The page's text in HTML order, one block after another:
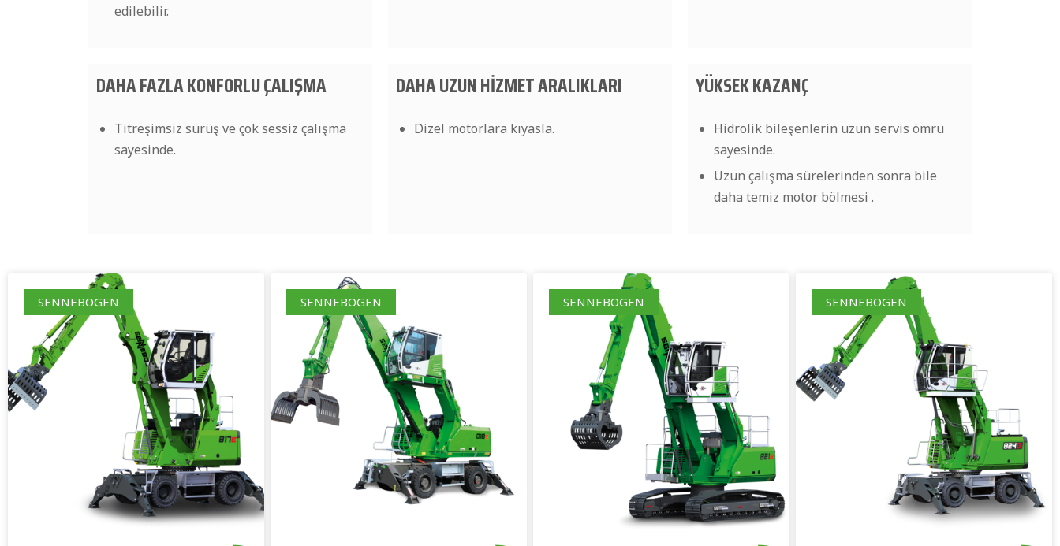
edilebilir.
DAHA FAZLA KONFORLU ÇALIŞMA
Titreşimsiz sürüş ve çok sessiz çalışma
sayesinde.
DAHA UZUN HİZMET ARALIKLARI
Dizel motorlara kıyasla.
YÜKSEK KAZANÇ
Hidrolik bileşenlerin uzun servis ömrü
sayesinde.
Uzun çalışma sürelerinden sonra bile
daha temiz motor bölmesi .
SENNEBOGEN SENNEBOGEN SENNEBOGEN SENNEBOGEN